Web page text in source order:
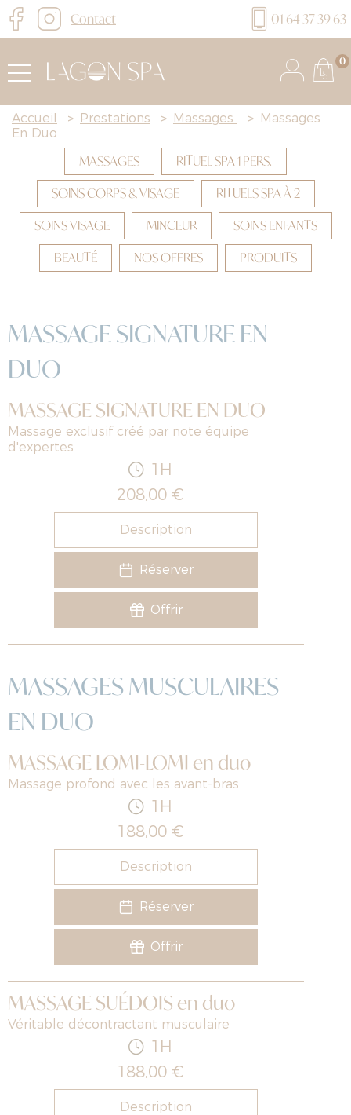
Contact 01 64 37 39 63
0
Accueil > Prestations > Massages > Massages
En Duo
MASSAGES
RITUEL SPA 1 PERS.
SOINS CORPS & VISAGE
RITUELS SPA À 2
SOINS VISAGE
MINCEUR
SOINS ENFANTS
BEAUTÉ
NOS OFFRES PRODUITS
MASSAGE SIGNATURE EN
DUO
MASSAGE SIGNATURE EN DUO
Massage exclusif créé par note équipe
d'expertes
1H
208,00 €
Description
Réserver
Offrir
MASSAGES MUSCULAIRES
EN DUO
MASSAGE LOMI-LOMI en duo
Massage profond avec les avant-bras
1H
188,00 €
Description
Réserver
Offrir
MASSAGE SUÉDOIS en duo
Véritable décontractant musculaire
1H
188,00 €
Description